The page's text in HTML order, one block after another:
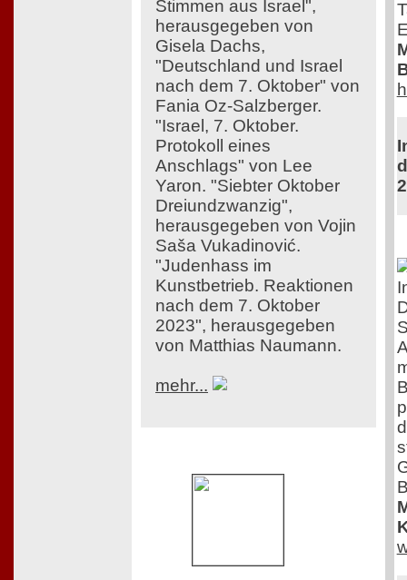
Stimmen aus Israel",
herausgegeben von
Gisela Dachs,
"Deutschland und Israel
nach dem 7. Oktober" von
Fania Oz-Salzberger.
"Israel, 7. Oktober.
Protokoll eines
Anschlags" von Lee
Yaron. "Siebter Oktober
Dreiundzwanzig",
herausgegeben von Vojin
Saša Vukadinović.
"Judenhass im
Kunstbetrieb. Reaktionen
nach dem 7. Oktober
2023", herausgegeben
von Matthias Naumann.
mehr...